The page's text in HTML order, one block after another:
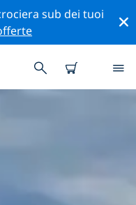
sub dei tuoi